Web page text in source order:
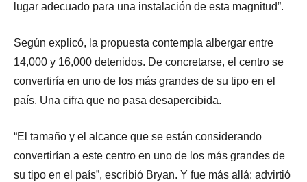
lugar adecuado para una instalación de esta magnitud”.
Según explicó, la propuesta contempla albergar entre
14,000 y 16,000 detenidos. De concretarse, el centro se
convertiría en uno de los más grandes de su tipo en el
país. Una cifra que no pasa desapercibida.
“El tamaño y el alcance que se están considerando
convertirían a este centro en uno de los más grandes de
su tipo en el país”, escribió Bryan. Y fue más allá: advirtió